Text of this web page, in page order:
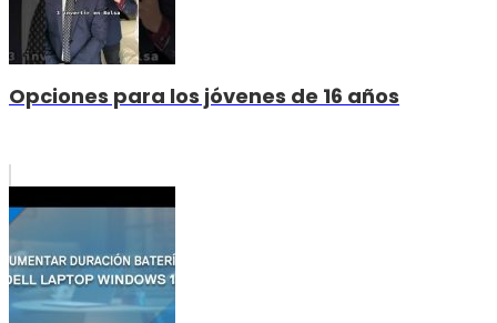
Opciones para los jóvenes de 16 años